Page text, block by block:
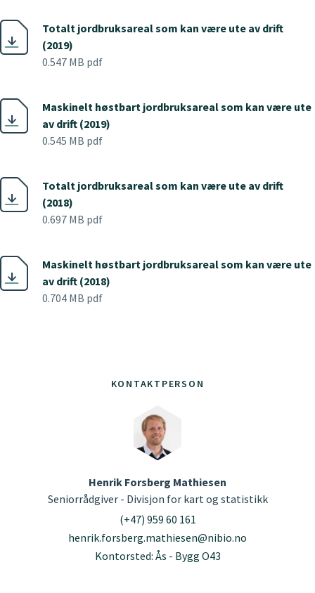
KONTAKTPERSON
Henrik Forsberg Mathiesen
Seniorrådgiver - Divisjon for kart og statistikk
(+47) 959 60 161
henrik.forsberg.mathiesen@nibio.no
Kontorsted: Ås - Bygg O43
Totalt jordbruksareal som kan være ute av drift
(2019)
0.547 MB pdf
Maskinelt høstbart jordbruksareal som kan være ute
av drift (2019)
0.545 MB pdf
Totalt jordbruksareal som kan være ute av drift
(2018)
0.697 MB pdf
Maskinelt høstbart jordbruksareal som kan være ute
av drift (2018)
0.704 MB pdf